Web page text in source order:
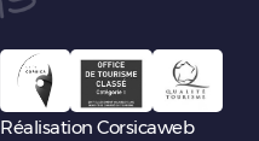
Réalisation Corsicaweb